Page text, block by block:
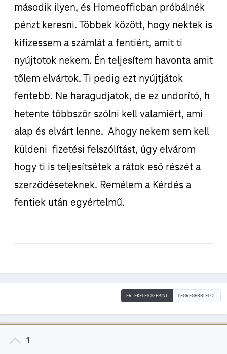
második ilyen, és Homeofficban próbálnék
pénzt keresni. Többek között, hogy nektek is
kifizessem a számlát a fentiért, amit ti
nyújtotok nekem. Én teljesítem havonta amit
tőlem elvártok. Ti pedig ezt nyújtjátok
fentebb. Ne haragudjatok, de ez undorító, h
hetente többször szólni kell valamiért, ami
alap és elvárt lenne. Ahogy nekem sem kell
küldeni fizetési felszólítást, úgy elvárom
hogy ti is teljesítsétek a rátok eső részét a
szerződéseteknek. Remélem a Kérdés a
fentiek után egyértelmű.
ÉRTÉKELÉS SZERINT LEGRÉGEBBI ELÖL
1